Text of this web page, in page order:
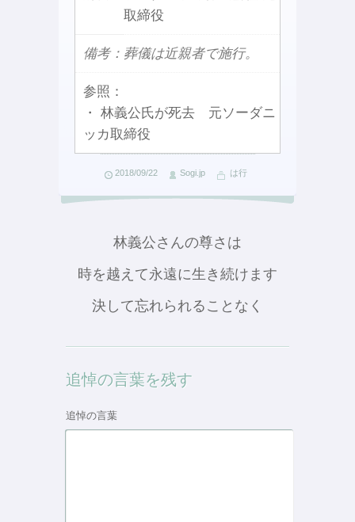
取締役
備考：葬儀は近親者で施行。
参照：
・ 林義公氏が死去 元ソーダニ
ッカ取締役
2018/09/22 Sogi.jp は行
林義公さんの尊さは
時を越えて永遠に生き続けます
決して忘れられることなく
追悼の言葉を残す
追悼の言葉